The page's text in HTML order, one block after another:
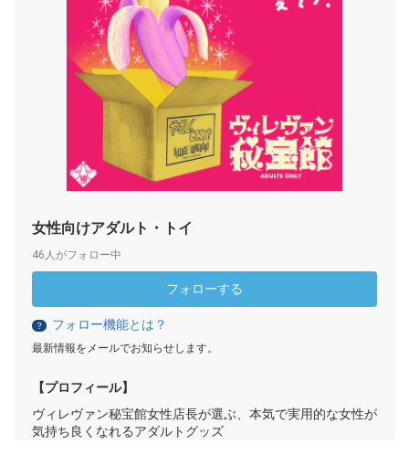
女性向けアダルト・トイ
46人がフォロー中
フォローする
？ フォロー機能とは？
最新情報をメールでお知らせします。
【プロフィール】
ヴィレヴァン秘宝館女性店長が選ぶ、本気で実用的な女性が
気持ち良くなれるアダルトグッズ